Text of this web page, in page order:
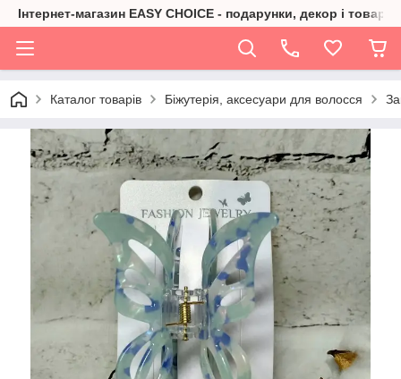
Інтернет-магазин EASY CHOICE - подарунки, декор і товари
Каталог товарів Біжутерія, аксесуари для волосся